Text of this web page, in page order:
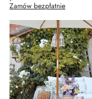
Zamów bezpłatnie